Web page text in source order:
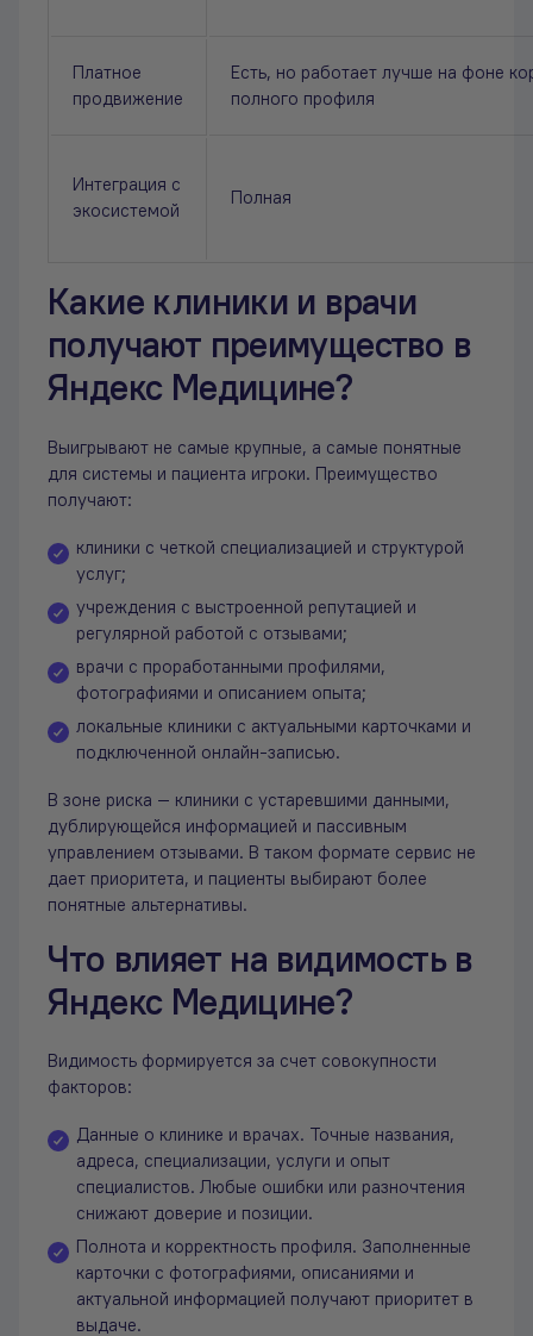
Платное
продвижение
Есть, но работает лучше на фоне
полного профиля
Интеграция с
экосистемой
Полная
Какие клиники и врачи
получают преимущество в
Яндекс Медицине?
Выигрывают не самые крупные, а самые понятные
для системы и пациента игроки. Преимущество
получают:
клиники с четкой специализацией и структурой
услуг;
учреждения с выстроенной репутацией и
регулярной работой с отзывами;
врачи с проработанными профилями,
фотографиями и описанием опыта;
локальные клиники с актуальными карточками и
подключенной онлайн-записью.
В зоне риска — клиники с устаревшими данными,
дублирующейся информацией и пассивным
управлением отзывами. В таком формате сервис не
дает приоритета, и пациенты выбирают более
понятные альтернативы.
Что влияет на видимость в
Яндекс Медицине?
Видимость формируется за счет совокупности
факторов:
Данные о клинике и врачах. Точные названия,
адреса, специализации, услуги и опыт
специалистов. Любые ошибки или разночтения
снижают доверие и позиции.
Полнота и корректность профиля. Заполненные
карточки с фотографиями, описаниями и
актуальной информацией получают приоритет в
выдаче.